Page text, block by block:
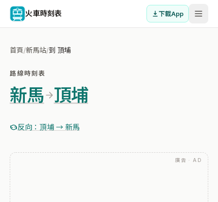
火車時刻表 下載App
首頁/新馬站/到 頂埔
路線時刻表
新馬 頂埔
反向：頂埔 → 新馬
廣告 · AD